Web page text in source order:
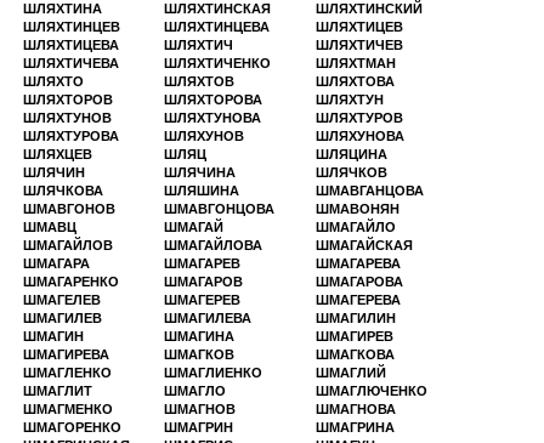
ШЛЯХТИНА
ШЛЯХТИНСКАЯ
ШЛЯХТИНСКИЙ
ШЛЯХТИНЦЕВ
ШЛЯХТИНЦЕВА
ШЛЯХТИЦЕВ
ШЛЯХТИЦЕВА
ШЛЯХТИЧ
ШЛЯХТИЧЕВ
ШЛЯХТИЧЕВА
ШЛЯХТИЧЕНКО
ШЛЯХТМАН
ШЛЯХТО
ШЛЯХТОВ
ШЛЯХТОВА
ШЛЯХТОРОВ
ШЛЯХТОРОВА
ШЛЯХТУН
ШЛЯХТУНОВ
ШЛЯХТУНОВА
ШЛЯХТУРОВ
ШЛЯХТУРОВА
ШЛЯХУНОВ
ШЛЯХУНОВА
ШЛЯХЦЕВ
ШЛЯЦ
ШЛЯЦИНА
ШЛЯЧИН
ШЛЯЧИНА
ШЛЯЧКОВ
ШЛЯЧКОВА
ШЛЯШИНА
ШМАВГАНЦОВА
ШМАВГОНОВ
ШМАВГОНЦОВА
ШМАВОНЯН
ШМАВЦ
ШМАГАЙ
ШМАГАЙЛО
ШМАГАЙЛОВ
ШМАГАЙЛОВА
ШМАГАЙСКАЯ
ШМАГАРА
ШМАГАРЕВ
ШМАГАРЕВА
ШМАГАРЕНКО
ШМАГАРОВ
ШМАГАРОВА
ШМАГЕЛЕВ
ШМАГЕРЕВ
ШМАГЕРЕВА
ШМАГИЛЕВ
ШМАГИЛЕВА
ШМАГИЛИН
ШМАГИН
ШМАГИНА
ШМАГИРЕВ
ШМАГИРЕВА
ШМАГКОВ
ШМАГКОВА
ШМАГЛЕНКО
ШМАГЛИЕНКО
ШМАГЛИЙ
ШМАГЛИТ
ШМАГЛО
ШМАГЛЮЧЕНКО
ШМАГМЕНКО
ШМАГНОВ
ШМАГНОВА
ШМАГОРЕНКО
ШМАГРИН
ШМАГРИНА